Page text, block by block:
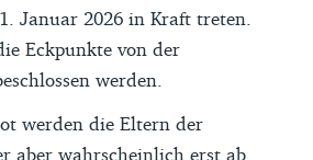
Januar 2026 in Kraft treten.
Eckpunkte von der
werden.
werden die Eltern der
aber wahrscheinlich erst ab